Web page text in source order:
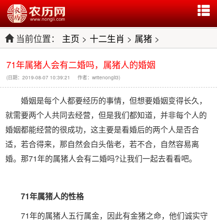
当前位置： 主页 > 十二生肖 > 属猪 >
71年属猪人会有二婚吗，属猪人的婚姻
(日期：2019-08-07 10:39:21 作者：writenongli3)
婚姻是每个人都要经历的事情，但想要婚姻变得长久，
就需要两个人共同去经营，但是我们都知道，并非每个人的
婚姻都能经营的很成功，这主要是看婚后的两个人是否合
适，若合得来，那自然会白头偕老，若不合，自然容易离
婚。那71年的属猪人会有二婚吗?让我们一起去看看吧。
71年属猪人的性格
71年的属猪人五行属金，因此有金猪之命，他们诚实守